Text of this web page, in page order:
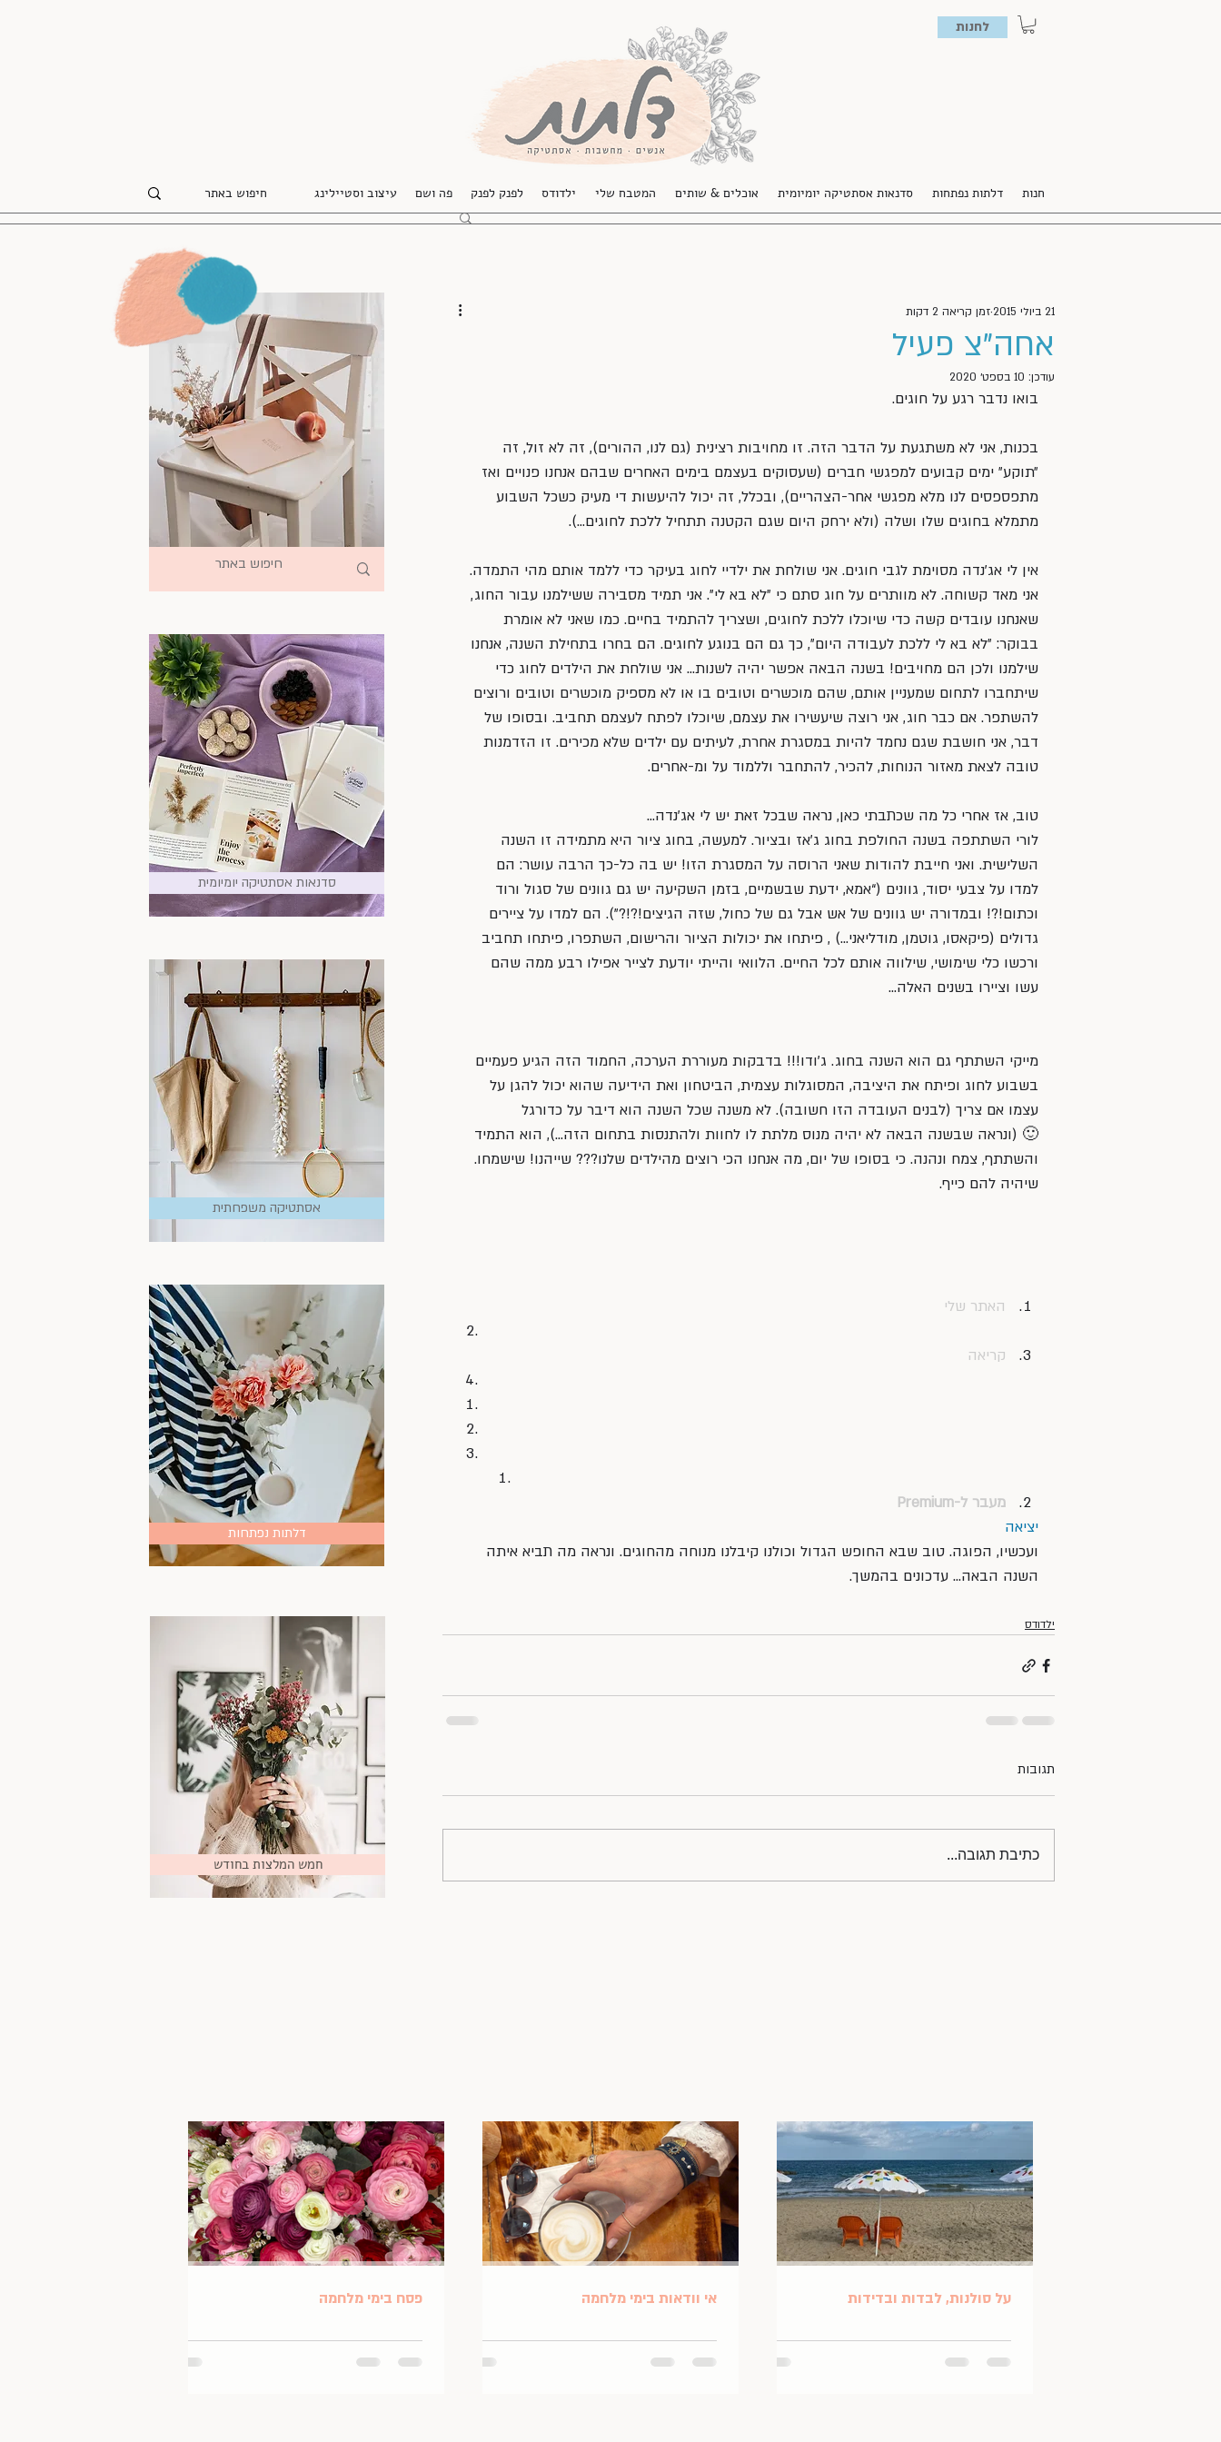
לחנות
חנות דלתות נפתחות סדנאות אסתטיקה יומיומית אוכלים & שותים המטבח שלי ילדודס לפנק לפנק פה ושם עיצוב וסטיילינג
אחה”צ פעיל
21 ביולי 2015 זמן קריאה 2 דקות
עודכן: 10 בספט׳ 2020
בואו נדבר רגע על חוגים.
בכנות, אני לא משתגעת על הדבר הזה. זו מחויבות רצינית (גם לנו, ההורים), זה לא זול, זה
״תוקע״ ימים קבועים למפגשי חברים (שעסוקים בעצמם בימים האחרים שבהם אנחנו פנויים ואז
מתפספסים לנו מלא מפגשי אחר-הצהריים), ובכלל, זה יכול להיעשות די מעיק כשכל השבוע
מתמלא בחוגים שלו ושלה (ולא ירחק היום שגם הקטנה תתחיל ללכת לחוגים…).
אין לי אג׳נדה מסוימת לגבי חוגים. אני שולחת את ילדיי לחוג בעיקר כדי ללמד אותם מהי התמדה.
אני מאד קשוחה. לא מוותרים על חוג סתם כי ״לא בא לי״. אני תמיד מסבירה ששילמנו עבור החוג,
שאנחנו עובדים קשה כדי שיוכלו ללכת לחוגים, ושצריך להתמיד בחיים. כמו שאני לא אומרת
בבוקר: ״לא בא לי ללכת לעבודה היום״, כך גם הם בנוגע לחוגים. הם בחרו בתחילת השנה, אנחנו
שילמנו ולכן הם מחויבים! בשנה הבאה אפשר יהיה לשנות… אני שולחת את הילדים לחוג כדי
שיתחברו לתחום שמעניין אותם, שהם מוכשרים וטובים בו או לא מספיק מוכשרים וטובים ורוצים
להשתפר. אם כבר חוג, אני רוצה שיעשירו את עצמם, שיוכלו לפתח לעצמם תחביב. ובסופו של
דבר, אני חושבת שגם נחמד להיות במסגרת אחרת, לעיתים עם ילדים שלא מכירים. זו הזדמנות
טובה לצאת מאזור הנוחות, להכיר, להתחבר וללמוד על ומ-אחרים.
טוב, אז אחרי כל מה שכתבתי כאן, נראה שבכל זאת יש לי אג׳נדה…
לורי השתתפה בשנה החולפת בחוג ג׳אז ובציור. למעשה, בחוג ציור היא מתמידה זו השנה
השלישית. ואני חייבת להודות שאני הרוסה על המסגרת הזו! יש בה כל-כך הרבה עושר: הם
למדו על צבעי יסוד, גוונים (“אמא, ידעת שבשמיים, בזמן השקיעה יש גם גוונים של סגול ורוד
וכתום!?! ובמדורה יש גוונים של אש אבל גם של כחול, שזה הגיצים!?!?”). הם למדו על ציירים
גדולים (פיקאסו, גוטמן, מודליאני…) , פיתחו את יכולות הציור והרישום, השתפרו, פיתחו תחביב
ורכשו כלי שימושי, שילווה אותם לכל החיים. הלוואי והייתי יודעת לצייר אפילו רבע ממה שהם
עשו וציירו בשנים האלה…
מייקי השתתף גם הוא השנה בחוג. ג׳ודו!!! בדבקות מעוררת הערכה, החמוד הזה הגיע פעמיים
בשבוע לחוג ופיתח את היציבה, המסוגלות עצמית, הביטחון ואת הידיעה שהוא יכול להגן על
עצמו אם צריך (לבנים העובדה הזו חשובה). לא משנה שכל השנה הוא דיבר על כדורגל
🙂 (ונראה שבשנה הבאה לא יהיה מנוס מלתת לו לחוות ולהתנסות בתחום הזה…), הוא התמיד
והשתתף, צמח ונהנה. כי בסופו של יום, מה אנחנו הכי רוצים מהילדים שלנו??? שייהנו! שישמחו.
שיהיה להם כייף.
האתר שלי
קריאה
מעבר ל-Premium
יציאה
ועכשיו, הפוגה. טוב שבא החופש הגדול וכולנו קיבלנו מנוחה מהחוגים. ונראה מה תביא איתה
השנה הבאה… עדכונים בהמשך.
ילדודס
תגובות
כתיבת תגובה...
סדנאות אסתטיקה יומיומית
אסתטיקה משפחתית
דלתות נפתחות
חמש המלצות בחודש
על סולנות, לבדות ובדידות אי וודאות בימי מלחמה פסח בימי מלחמה